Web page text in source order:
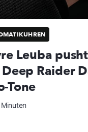
Leuba
Raider
Tone